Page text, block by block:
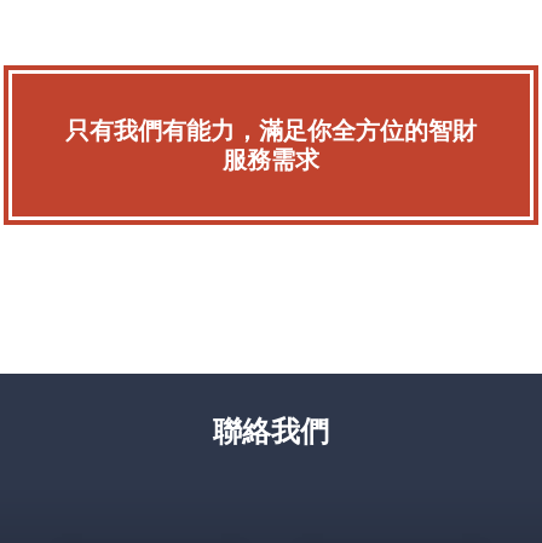
只有我們有能力，滿足你全方位的智財
服務需求
聯絡我們